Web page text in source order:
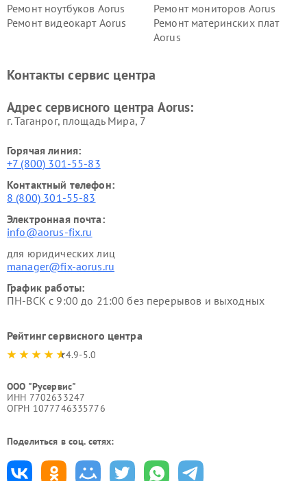
Ремонт ноутбуков Aorus
Ремонт мониторов Aorus
Ремонт видеокарт Aorus
Ремонт материнских плат
Aorus
Контакты сервис центра
Адрес сервисного центра Aorus:
г. Таганрог, площадь Мира, 7
Горячая линия:
+7 (800) 301-55-83
Контактный телефон:
8 (800) 301-55-83
Электронная почта:
info@aorus-fix.ru
для юридических лиц
manager@fix-aorus.ru
График работы:
ПН-ВСК с 9:00 до 21:00 без перерывов и выходных
Рейтинг сервисного центра
4.9-5.0
ООО "Русервис"
ИНН 7702633247
ОГРН 1077746335776
Поделиться в соц. сетях: